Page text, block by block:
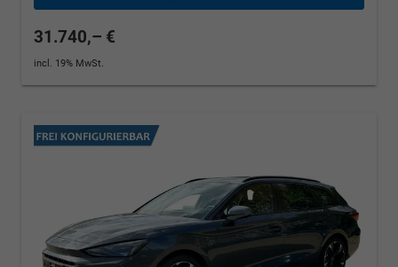
31.740,– €
incl. 19% MwSt.